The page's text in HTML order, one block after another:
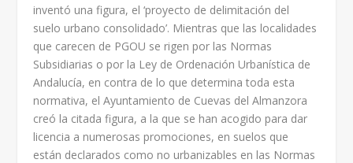
inventó una figura, el ‘proyecto de delimitación del
suelo urbano consolidado’. Mientras que las localidades
que carecen de PGOU se rigen por las Normas
Subsidiarias o por la Ley de Ordenación Urbanística de
Andalucía, en contra de lo que determina toda esta
normativa, el Ayuntamiento de Cuevas del Almanzora
creó la citada figura, a la que se han acogido para dar
licencia a numerosas promociones, en suelos que
están declarados como no urbanizables en las Normas